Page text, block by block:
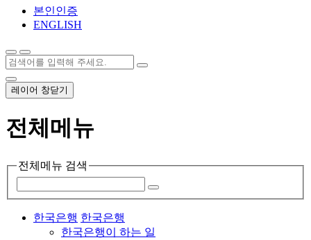
본인인증
ENGLISH
레이어 창닫기
전체메뉴
전체메뉴 검색
한국은행 한국은행
한국은행이 하는 일